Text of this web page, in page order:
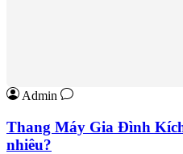
Admin
Thang Máy Gia Đình
nhiêu?